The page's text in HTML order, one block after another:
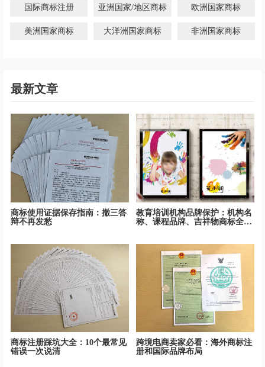
国际商标注册 亚洲国家/地区商标 欧洲国家商标
美洲国家商标 大洋洲国家商标 非洲国家商标
最新文章
商标使用证据保存指南：撤三答
辩不再发愁
教育培训机构品牌保护：机构名
称、课程品牌、吉祥物商标全面
商标注册踩坑大全：10个最常见
错误一次说清
跨境电商卖家必看：海外商标注
册和国际品牌布局